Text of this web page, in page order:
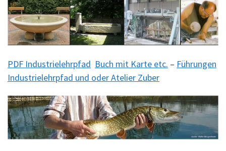
PDF Industrielehrpfad Buch mit Karte etc. – Führungen
Industrielehrpfad und oder Atelier Zuber